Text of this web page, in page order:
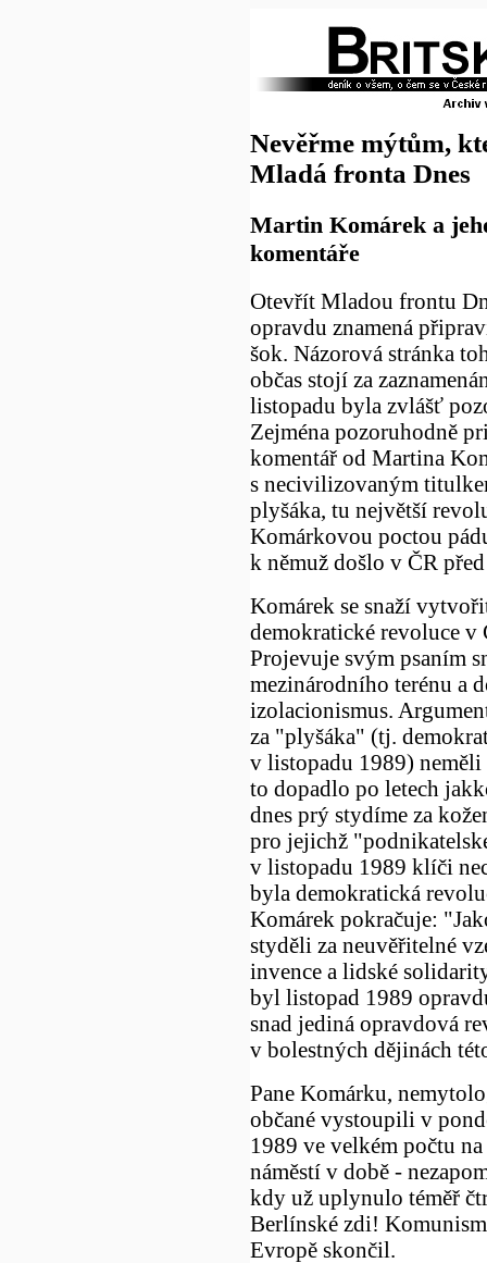
Nevěřme mýtům,
Mladá fronta Dnes
Martin Komárek a
komentáře
Otevřít Mladou frontu
opravdu znamená
šok. Názorová stránka
občas stojí za
listopadu byla zvlášť
Zejména pozoruhodně
komentář od Martina
s necivilizovaným
plyšáka, tu největší
Komárkovou poctou
k němuž došlo v ČR
Komárek se snaží
demokratické revoluce v
Projevuje svým psaním
mezinárodního terénu a
izolacionismus.
za "plyšáka" (tj.
v listopadu 1989)
to dopadlo po letech
dnes prý stydíme za
pro jejichž
v listopadu 1989 klíči
byla demokratická
Komárek pokračuje:
styděli za neuvěřitelné
invence a lidské
byl listopad 1989
snad jediná opravdová
v bolestných dějinách
Pane Komárku,
občané vystoupili v
1989 ve velkém počtu
náměstí v době -
kdy už uplynulo téměř
Berlínské zdi!
Evropě skončil.